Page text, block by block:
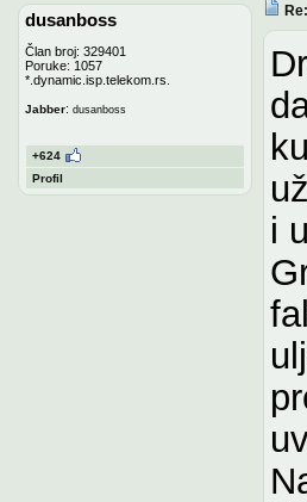
dusanboss
Član broj: 329401
Poruke: 1057
*.dynamic.isp.telekom.rs.
Jabber: dusanboss
+624
Profil
i